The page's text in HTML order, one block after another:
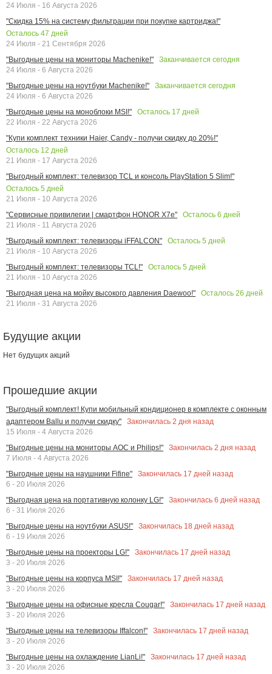
24 Июля - 16 Августа 2026
"Скидка 15% на систему фильтрации при покупке картриджа!"
Осталось 47 дней
24 Июля - 21 Сентября 2026
"Выгодные цены на мониторы Machenike!"
Заканчивается сегодня
24 Июля - 6 Августа 2026
"Выгодные цены на ноутбуки Machenike!"
Заканчивается сегодня
24 Июля - 6 Августа 2026
"Выгодные цены на моноблоки MSI!"
Осталось 17 дней
22 Июля - 22 Августа 2026
"Купи комплект техники Haier, Candy - получи скидку до 20%!"
Осталось 12 дней
21 Июля - 17 Августа 2026
"Выгодный комплект: телевизор TCL и консоль PlayStation 5 Slim!"
Осталось 5 дней
21 Июля - 10 Августа 2026
"Сервисные привилегии | смартфон HONOR X7e"
Осталось 6 дней
21 Июля - 11 Августа 2026
"Выгодный комплект: телевизоры iFFALCON"
Осталось 5 дней
21 Июля - 10 Августа 2026
"Выгодный комплект: телевизоры TCL!"
Осталось 5 дней
21 Июля - 10 Августа 2026
"Выгодная цена на мойку высокого давления Daewoo!"
Осталось 26 дней
21 Июля - 31 Августа 2026
Будущие акции
Нет будущих акций
Прошедшие акции
"Выгодный комплект! Купи мобильный кондиционер в комплекте с оконным
адаптером Ballu и получи скидку"
Закончилась 2 дня назад
15 Июля - 4 Августа 2026
"Выгодные цены на мониторы AOC и Philips!"
Закончилась 2 дня назад
7 Июля - 4 Августа 2026
"Выгодные цены на наушники Fifine"
Закончилась 17 дней назад
6 - 20 Июля 2026
"Выгодная цена на портативную колонку LG!"
Закончилась 6 дней назад
6 - 31 Июля 2026
"Выгодные цены на ноутбуки ASUS!"
Закончилась 18 дней назад
6 - 19 Июля 2026
"Выгодные цены на проекторы LG!"
Закончилась 17 дней назад
3 - 20 Июля 2026
"Выгодные цены на корпуса MSI!"
Закончилась 17 дней назад
3 - 20 Июля 2026
"Выгодные цены на офисные кресла Cougar!"
Закончилась 17 дней назад
3 - 20 Июля 2026
"Выгодные цены на телевизоры Iffalcon!"
Закончилась 17 дней назад
3 - 20 Июля 2026
"Выгодные цены на охлаждение LianLi!"
Закончилась 17 дней назад
3 - 20 Июля 2026